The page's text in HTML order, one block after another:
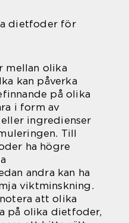
dietfoder för
mellan olika
kan påverka
på olika
i form av
ingredienser
Till
ha högre
andra kan ha
viktminskning.
att olika
på olika dietfoder,